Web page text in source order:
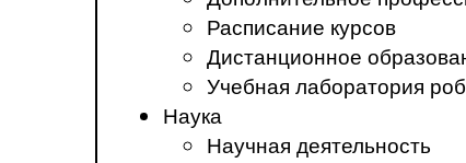
Расписание курсов
Дистанционное
Учебная лаборатория
Наука
Научная деятельность